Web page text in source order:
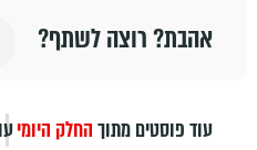
אהבת? רוצה לשתף?
עוד פוסטים מתוךהחלק היומי